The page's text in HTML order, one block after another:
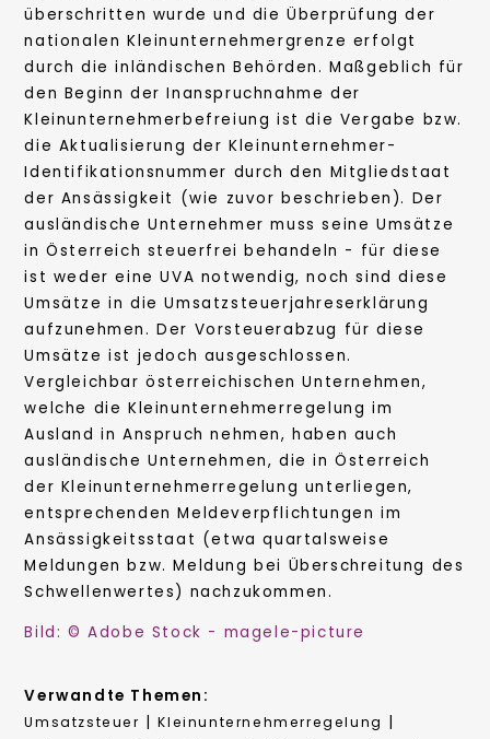
überschritten wurde und die Überprüfung der
nationalen Kleinunternehmergrenze erfolgt
durch die inländischen Behörden. Maßgeblich für
den Beginn der Inanspruchnahme der
Kleinunternehmerbefreiung ist die Vergabe bzw.
die Aktualisierung der Kleinunternehmer-
Identifikationsnummer durch den Mitgliedstaat
der Ansässigkeit (wie zuvor beschrieben). Der
ausländische Unternehmer muss seine Umsätze
in Österreich steuerfrei behandeln - für diese
ist weder eine UVA notwendig, noch sind diese
Umsätze in die Umsatzsteuerjahreserklärung
aufzunehmen. Der Vorsteuerabzug für diese
Umsätze ist jedoch ausgeschlossen.
Vergleichbar österreichischen Unternehmen,
welche die Kleinunternehmerregelung im
Ausland in Anspruch nehmen, haben auch
ausländische Unternehmen, die in Österreich
der Kleinunternehmerregelung unterliegen,
entsprechenden Meldeverpflichtungen im
Ansässigkeitsstaat (etwa quartalsweise
Meldungen bzw. Meldung bei Überschreitung des
Schwellenwertes) nachzukommen.
Bild: © Adobe Stock - magele-picture
Verwandte Themen:
Umsatzsteuer |Kleinunternehmerregelung |